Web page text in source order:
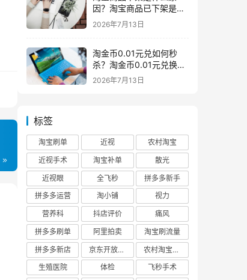
因？淘宝商品已下架是什
么意思一般下架是为什么
2026年7月13日
淘金币0.01元兑如何秒
杀？淘金币0.01元兑换在
哪如何兑换
2026年7月13日
标签
淘宝刷单 近视
农村淘宝
近视手术
淘宝补单
散光
近视眼
全飞秒
拼多多新手
拼多多运营
淘小铺
视力
营养科
抖店评价
痛风
拼多多刷单
阿里拍卖
淘宝刷流量
拼多多新店
京东开放平台
农村淘宝快递
生殖医院
体检
飞秒手术